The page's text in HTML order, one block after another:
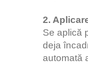
2.
Se aplică
deja
automată